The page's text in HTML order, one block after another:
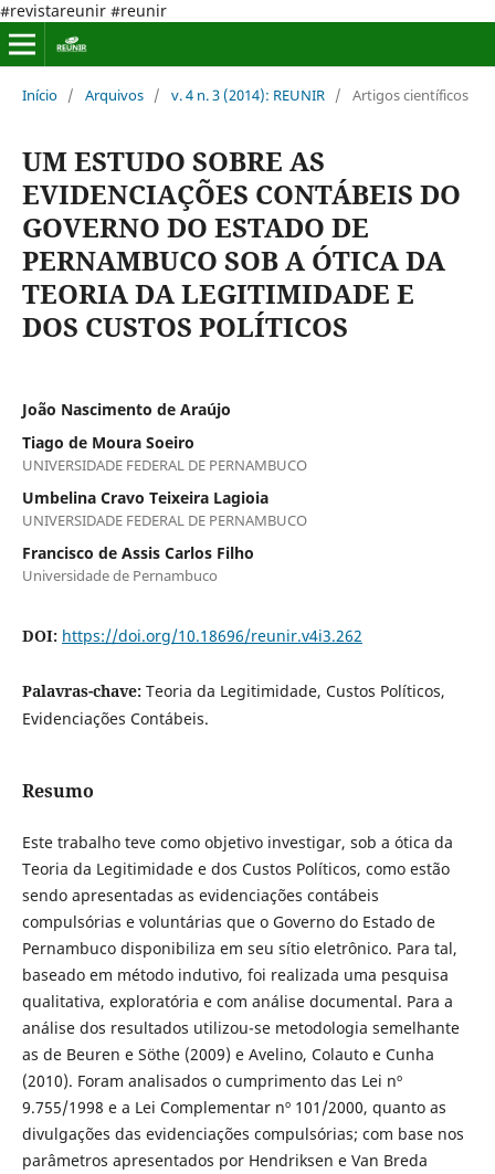
#revistareunir #reunir
Início / Arquivos / v. 4 n. 3 (2014): REUNIR / Artigos científicos
UM ESTUDO SOBRE AS
EVIDENCIAÇÕES CONTÁBEIS DO
GOVERNO DO ESTADO DE
PERNAMBUCO SOB A ÓTICA DA
TEORIA DA LEGITIMIDADE E
DOS CUSTOS POLÍTICOS
João Nascimento de Araújo
Tiago de Moura Soeiro
UNIVERSIDADE FEDERAL DE PERNAMBUCO
Umbelina Cravo Teixeira Lagioia
UNIVERSIDADE FEDERAL DE PERNAMBUCO
Francisco de Assis Carlos Filho
Universidade de Pernambuco
DOI: https://doi.org/10.18696/reunir.v4i3.262
Palavras-chave: Teoria da Legitimidade, Custos Políticos,
Evidenciações Contábeis.
Resumo
Este trabalho teve como objetivo investigar, sob a ótica da
Teoria da Legitimidade e dos Custos Políticos, como estão
sendo apresentadas as evidenciações contábeis
compulsórias e voluntárias que o Governo do Estado de
Pernambuco disponibiliza em seu sítio eletrônico. Para tal,
baseado em método indutivo, foi realizada uma pesquisa
qualitativa, exploratória e com análise documental. Para a
análise dos resultados utilizou-se metodologia semelhante
as de Beuren e Söthe (2009) e Avelino, Colauto e Cunha
(2010). Foram analisados o cumprimento das Lei nº
9.755/1998 e a Lei Complementar nº 101/2000, quanto as
divulgações das evidenciações compulsórias; com base nos
parâmetros apresentados por Hendriksen e Van Breda